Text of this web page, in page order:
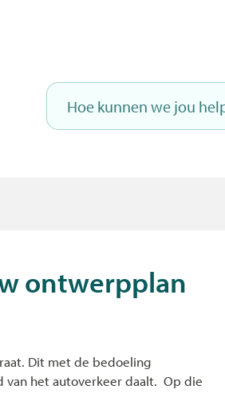
Hoe
kunnen
we
ontwerpplan
Dit met de bedoeling
van het autoverkeer daalt. Op die